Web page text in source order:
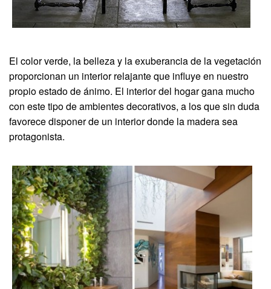
El color verde, la belleza y la exuberancia de la vegetación
proporcionan un interior relajante que influye en nuestro
propio estado de ánimo. El interior del hogar gana mucho
con este tipo de ambientes decorativos, a los que sin duda
favorece disponer de un interior donde la madera sea
protagonista.